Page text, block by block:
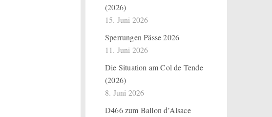
(2026)
15. Juni 2026
Sperrungen Pässe 2026
11. Juni 2026
Die Situation am Col de Tende
(2026)
8. Juni 2026
D466 zum Ballon d’Alsace